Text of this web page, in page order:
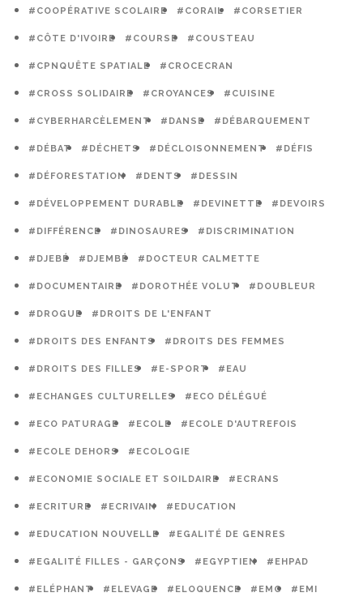
#COOPÉRATIVE SCOLAIRE #CORAIL #CORSETIER
#CÔTE D'IVOIRE #COURSE #COUSTEAU
#CPNQUÊTE SPATIALE #CROCECRAN
#CROSS SOLIDAIRE #CROYANCES #CUISINE
#CYBERHARCÈLEMENT #DANSE #DÉBARQUEMENT
#DÉBAT #DÉCHETS #DÉCLOISONNEMENT #DÉFIS
#DÉFORESTATION #DENTS #DESSIN
#DÉVELOPPEMENT DURABLE #DEVINETTE #DEVOIRS
#DIFFÉRENCE #DINOSAURES #DISCRIMINATION
#DJEBÉ #DJEMBÉ #DOCTEUR CALMETTE
#DOCUMENTAIRE #DOROTHÉE VOLUT #DOUBLEUR
#DROGUE #DROITS DE L'ENFANT
#DROITS DES ENFANTS #DROITS DES FEMMES
#DROITS DES FILLES #E-SPORT #EAU
#ECHANGES CULTURELLES #ECO DÉLÉGUÉ
#ECO PATURAGE #ECOLE #ECOLE D'AUTREFOIS
#ECOLE DEHORS #ECOLOGIE
#ECONOMIE SOCIALE ET SOILDAIRE #ECRANS
#ECRITURE #ECRIVAIN #EDUCATION
#EDUCATION NOUVELLE #EGALITÉ DE GENRES
#EGALITÉ FILLES - GARÇONS #EGYPTIEN #EHPAD
#ELÉPHANT #ELEVAGE #ELOQUENCE #EMC #EMI